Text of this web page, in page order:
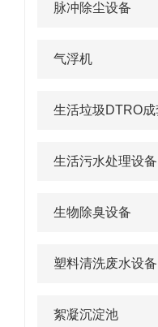
脉冲除尘设备
气浮机
生活污水处理设备
生物除臭设备
塑料清洗废水设备
絮凝沉淀池